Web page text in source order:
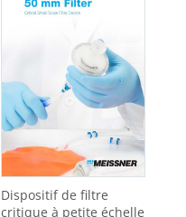
Dispositif de filtre
critique à petite échelle